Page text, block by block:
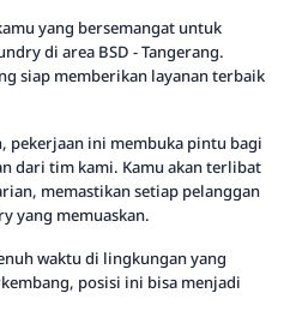
yang bersemangat untuk
di area BSD - Tangerang.
siap memberikan layanan terbaik
pekerjaan ini membuka pintu bagi
dari tim kami. Kamu akan terlibat
memastikan setiap pelanggan
yang memuaskan.
waktu di lingkungan yang
posisi ini bisa menjadi